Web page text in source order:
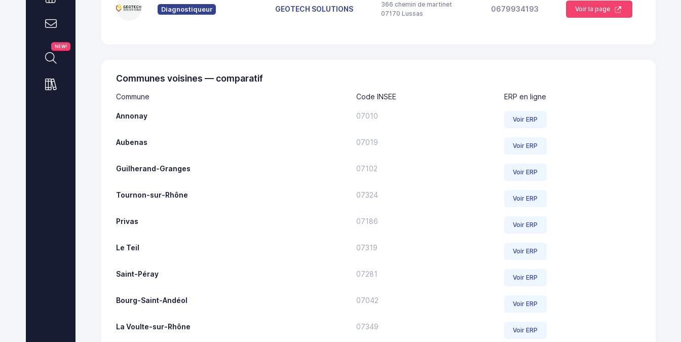
NEW!
Diagnostiqueur GEOTECH SOLUTIONS
366 chemin de martinet
07170 Lussas
0679934193 Voir la page
Communes voisines — comparatif
Commune Code INSEE ERP en ligne
Annonay 07010 Voir ERP
Aubenas 07019 Voir ERP
Guilherand-Granges 07102 Voir ERP
Tournon-sur-Rhône 07324 Voir ERP
Privas 07186 Voir ERP
Le Teil 07319 Voir ERP
Saint-Péray 07281 Voir ERP
Bourg-Saint-Andéol 07042 Voir ERP
La Voulte-sur-Rhône 07349 Voir ERP